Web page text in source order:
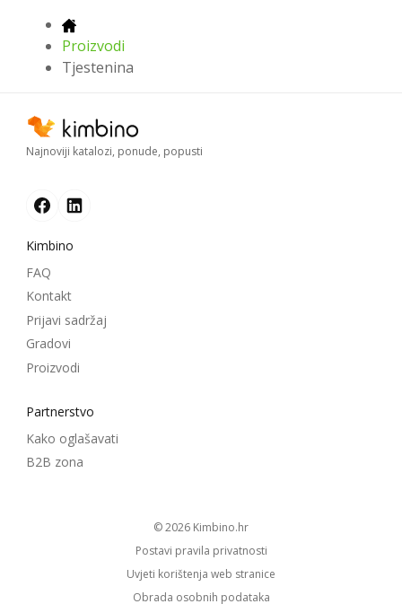
Proizvodi
Tjestenina
Najnoviji katalozi, ponude, popusti
Kimbino
FAQ
Kontakt
Prijavi sadržaj
Gradovi
Proizvodi
Partnerstvo
Kako oglašavati
B2B zona
© 2026
kimbino.hr
Postavi pravila privatnosti
Uvjeti korištenja web stranice
Obrada osobnih podataka